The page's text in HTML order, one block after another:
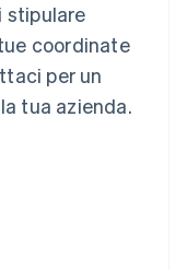
stipulare
coordinate
per un
tua azienda.